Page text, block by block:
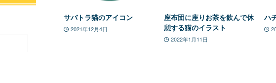
サバトラ猫のアイコン
2021年12月4日
座布団に座りお茶を飲んで休
憩する猫のイラスト
2022年1月11日
ハ